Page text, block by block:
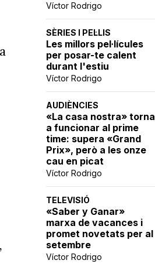
Víctor Rodrigo
SÈRIES I PEL·LIS
Les millors pel·lícules
per posar-te calent
durant l'estiu
Víctor Rodrigo
AUDIÈNCIES
«La casa nostra» torna
a funcionar al prime
time: supera «Grand
Prix», però a les onze
cau en picat
Víctor Rodrigo
TELEVISIÓ
«Saber y Ganar»
marxa de vacances i
promet novetats per al
setembre
Víctor Rodrigo